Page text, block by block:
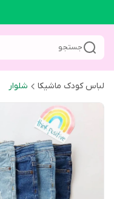
جستجو
لباس کودک ماشیکا شلوار